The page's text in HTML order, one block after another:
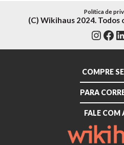
Política de
(C) Wikihaus 2024.
COMPRE
PARA
FALE COM